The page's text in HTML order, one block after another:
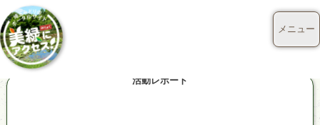
活動レポート
メニュー